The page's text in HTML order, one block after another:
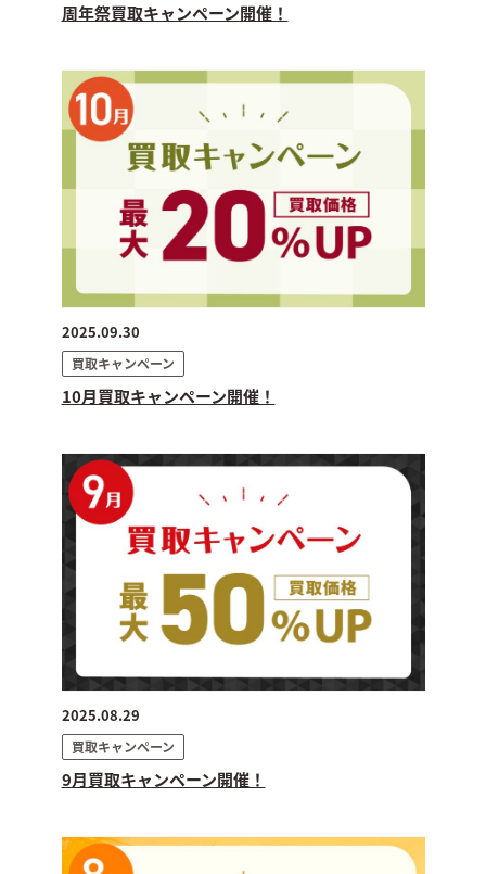
周年祭買取キャンペーン開催！
2025.09.30
買取キャンペーン
10月買取キャンペーン開催！
2025.08.29
買取キャンペーン
9月買取キャンペーン開催！